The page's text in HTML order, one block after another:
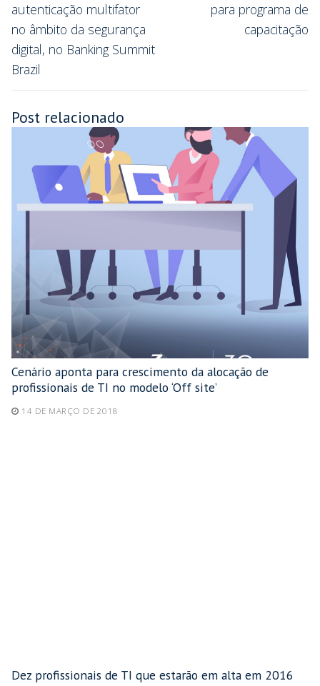
autenticação multifator
no âmbito da segurança
digital, no Banking Summit
Brazil
para programa de
capacitação
Post relacionado
Cenário aponta para crescimento da alocação de
profissionais de TI no modelo ‘Off site’
14 DE MARÇO DE 2018
Dez profissionais de TI que estarão em alta em 2016